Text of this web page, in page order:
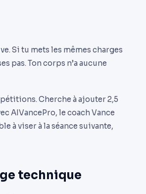
Si tu mets les mêmes charges
pas. Ton corps n’a aucune
Cherche à ajouter 2,5
AIVancePro, le coach Vance
à viser à la séance suivante,
technique